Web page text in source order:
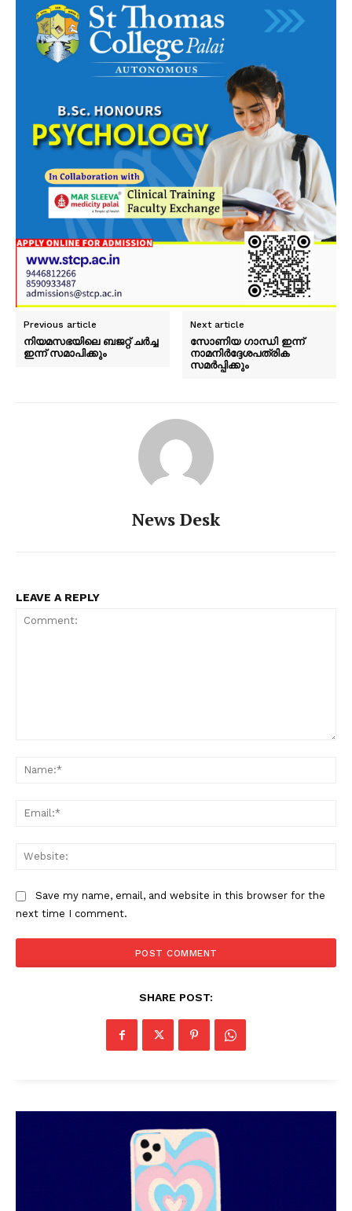
PALA VISION
Previous article
നിയമസഭയിലെ ബജറ്റ് ചർച്ച
ഇന്ന് സമാപിക്കും
Next article
സോണിയ ഗാന്ധി ഇന്ന്
നാമനിർദ്ദേശപത്രിക
സമർപ്പിക്കും
News Desk
LEAVE A REPLY
Save my name, email, and website in this browser for the
next time I comment.
SHARE POST: